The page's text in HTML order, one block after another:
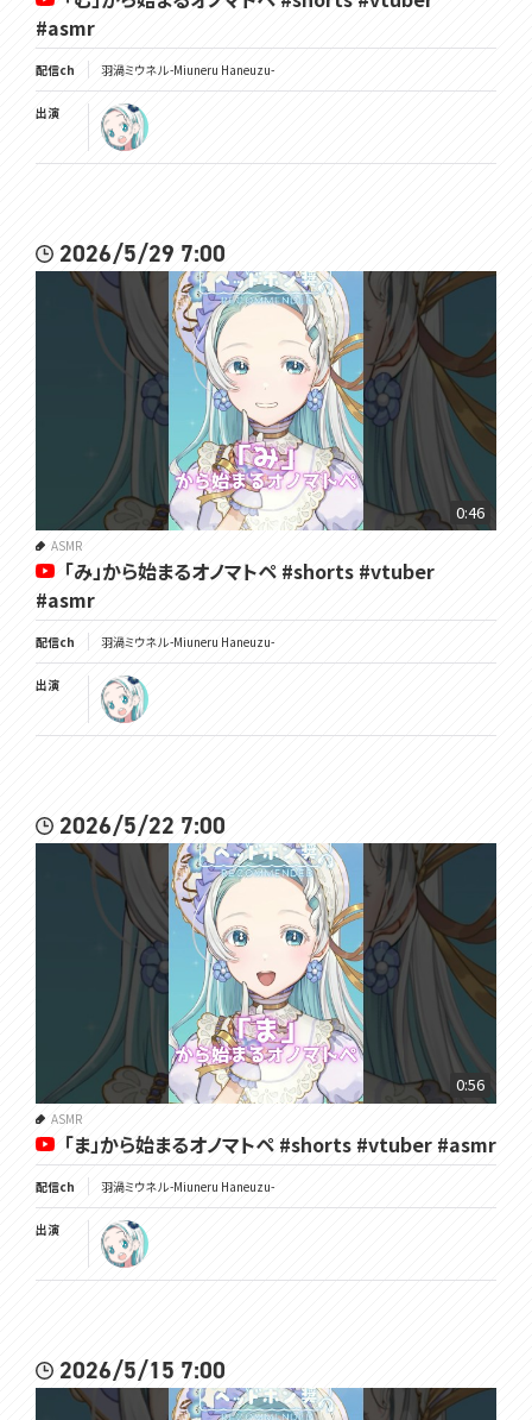
#asmr
配信ch 羽渦ミウネル -Miuneru Haneuzu-
出演
2026/5/29 7:00
0:46
ASMR
「み」から始まるオノマトペ #shorts #vtuber
#asmr
配信ch 羽渦ミウネル -Miuneru Haneuzu-
出演
2026/5/22 7:00
0:56
ASMR
「ま」から始まるオノマトペ #shorts #vtuber #asmr
配信ch 羽渦ミウネル -Miuneru Haneuzu-
出演
2026/5/15 7:00